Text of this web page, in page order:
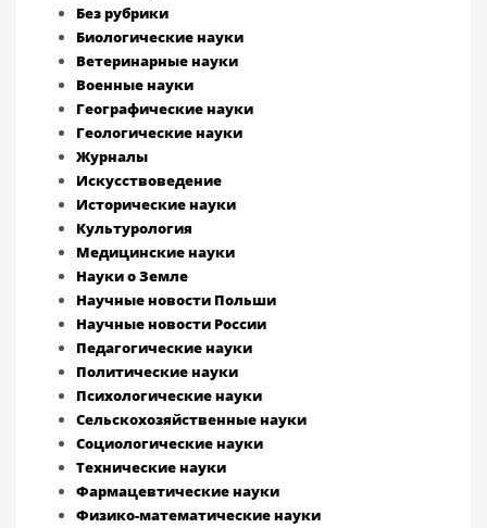
Без рубрики
Биологические науки
Ветеринарные науки
Военные науки
Географические науки
Геологические науки
Журналы
Искусствоведение
Исторические науки
Культурология
Медицинские науки
Науки о Земле
Научные новости Польши
Научные новости России
Педагогические науки
Политические науки
Психологические науки
Сельскохозяйственные науки
Социологические науки
Технические науки
Фармацевтические науки
Физико-математические науки